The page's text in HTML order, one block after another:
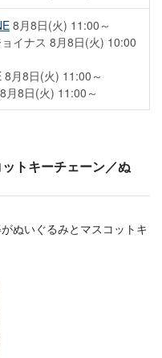
8月8日(火) 11:00～
イナス 8月8日(火) 10:00
8月8日(火) 11:00～
月8日(火) 11:00～
トキーチェーン／ぬ
ぬいぐるみとマスコットキ